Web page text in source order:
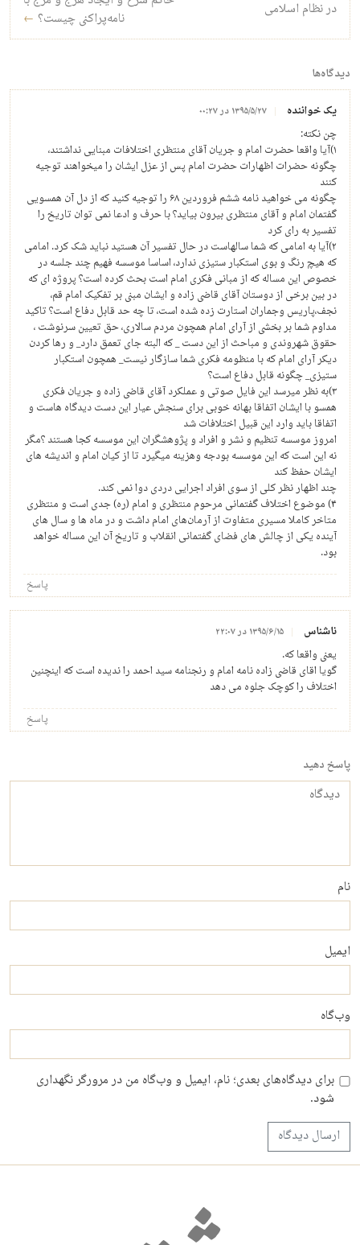
در نظام اسلامی
نامه‌پراکنی چیست؟ ←
دیدگاه‌ها
یک خواننده ۱۳۹۵/۵/۲۷ در ۰۰:۲۷
چن نکته:
۱)آیا واقعا حضرت امام و جریان آقای منتظری اختلافات مبنایی نداشتند،
چگونه حضرات اظهارات حضرت امام پس از عزل ایشان را میخواهند توجیه
کنند
چگونه می خواهید نامه ششم فروردین ۶۸ را توجیه کنید که از دل آن همسویی
گفتمان امام و آقای منتظری بیرون بیاید؟ با حرف و ادعا نمی توان تاریخ را
تفسیر به رای کرد
۲)آیا به امامی که شما سالهاست در حال تفسیر آن هستید نباید شک کرد. امامی
که هیچ رنگ و بوی استکبار ستیزی ندارد، اساسا موسسه فهیم چند جلسه در
خصوص این مساله که از مبانی فکری امام است بحث کرده است؟ پروژه ای که
در بین برخی از دوستان آقای قاضی زاده و ایشان مبنی بر تفکیک امام قم،
نجف،پاریس و‌جماران استارت زده شده است، تا چه حد قابل دفاع است؟ تاکید
مداوم شما بر بخشی از آرای امام همچون مردم سالاری، حق تعیین سرنوشت ،
حقوق شهروندی و مباحث از این دست _ که البته جای تعمق دارد_ و رها کردن
دیکر آرای امام که با منظومه فکری شما سازگار نیست_ همچون استکبار
ستیزی_ چگونه قابل دفاع است؟
۳)به نظر میرسد این فایل صوتی و عملکرد آقای قاضی زاده و جریان فکری
همسو با ایشان اتفاقا بهانه خوبی برای سنجش عیار این دست دیدگاه هاست و
اتفاقا باید وارد این قبیل اختلافات شد
امروز موسسه تنظیم و نشر و افراد و پژوهشگران این موسسه کجا هستند ؟مگر
نه این است که این موسسه بودجه و‌هزینه میگیرد تا از کیان امام و اندیشه های
ایشان حفظ کند
چند اظهار نظر کلی از سوی افراد اجرایی دردی دوا نمی کند.
۴) موضوع اختلاف گفتمانی مرحوم منتظری و امام (ره) جدی است و منتظری
متاخر کاملا مسیری متفاوت از آرمان‌های امام داشت و در ماه ها و سال های
آینده یکی از‌ چالش های فضای گفتمانی انقلاب و تاریخ آن این مساله خواهد
بود.
پاسخ
ناشناس ۱۳۹۵/۶/۱۵ در ۲۲:۰۷
یعنی واقعا که.
گویا اقای قاضی زاده نامه امام و رنجنامه سید احمد را ندیده است که اینچنین
اختلاف را کوچک جلوه می دهد
پاسخ
پاسخ دهید
دیدگاه
نام
ایمیل
وب‌گاه
برای دیدگاه‌های بعدی؛ نام، ایمیل و وب‌گاه من در مرورگر نگهداری
شود.